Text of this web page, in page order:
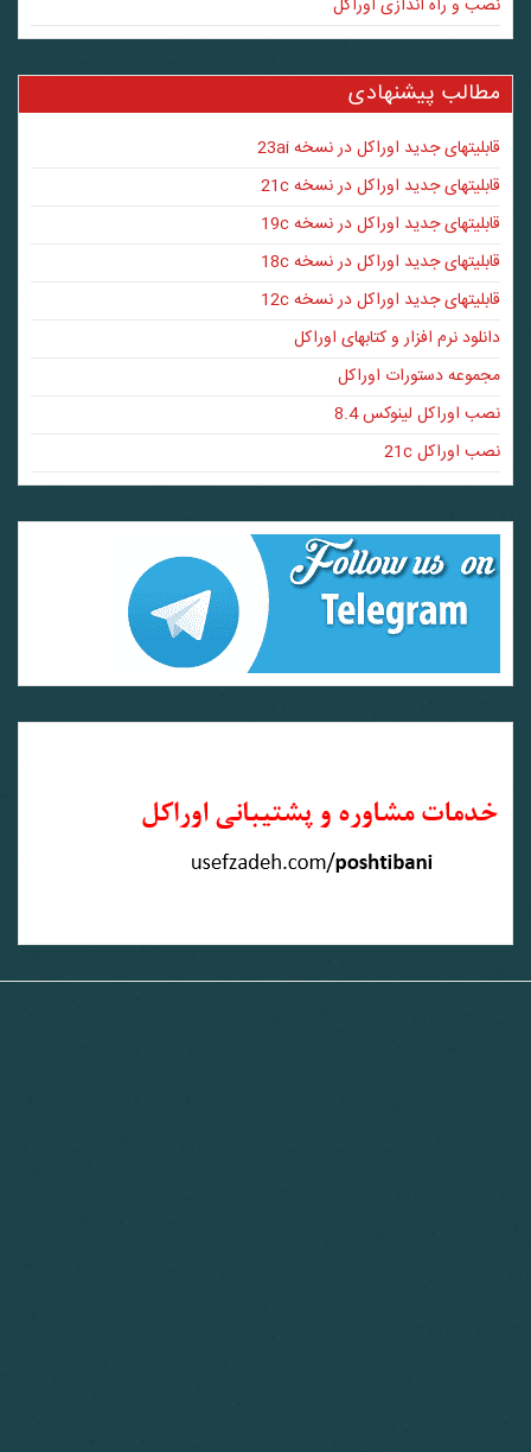
نصب و راه اندازی اوراکل
مطالب پیشنهادی
قابلیتهای جدید اوراکل در نسخه 23ai
قابلیتهای جدید اوراکل در نسخه 21c
قابلیتهای جدید اوراکل در نسخه 19c
قابلیتهای جدید اوراکل در نسخه 18c
قابلیتهای جدید اوراکل در نسخه 12c
دانلود نرم افزار و کتابهای اوراکل
مجموعه دستورات اوراکل
نصب اوراکل لینوکس 8.4
نصب اوراکل 21c